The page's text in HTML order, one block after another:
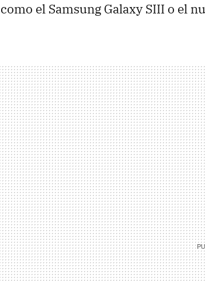
como el Samsung GalaxySIII o el